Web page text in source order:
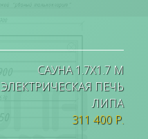
САУНА 1.7Х1.7 М
ЭЛЕКТРИЧЕСКАЯ ПЕЧЬ
ЛИПА
311 400 Р.